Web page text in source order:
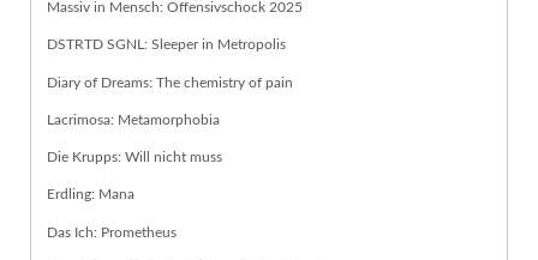
Massiv in Mensch: Offensivschock 2025
DSTRTD SGNL: Sleeper in Metropolis
Diary of Dreams: The chemistry of pain
Lacrimosa: Metamorphobia
Die Krupps: Will nicht muss
Erdling: Mana
Das Ich: Prometheus